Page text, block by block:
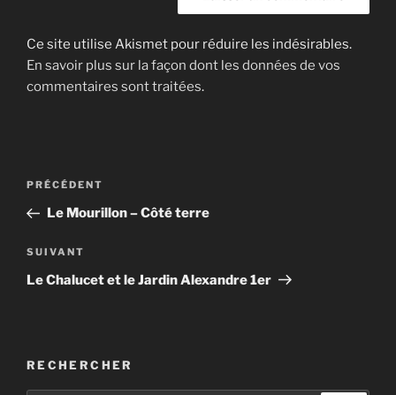
Ce site utilise Akismet pour réduire les indésirables.
En savoir plus sur la façon dont les données de vos
commentaires sont traitées.
Navigation
l’article
Article
précédent
PRÉCÉDENT
Le Mourillon – Côté terre
Article
suivant
SUIVANT
Le Chalucet et le Jardin Alexandre 1er
RECHERCHER